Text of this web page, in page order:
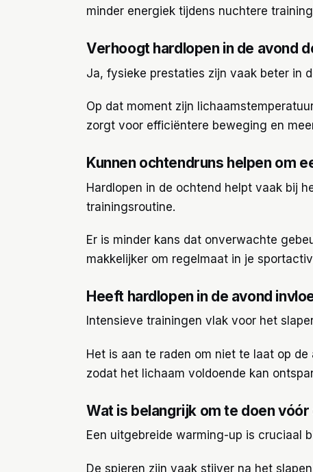
minder energiek tijdens nuchtere
Verhoogt hardlopen in de avond
Ja, fysieke prestaties zijn vaak beter in
Op dat moment zijn
zorgt voor efficiëntere beweging en
Kunnen ochtendruns helpen om
Hardlopen in de ochtend helpt vaak bij
trainingsroutine.
Er is minder kans dat onverwachte
makkelijker om regelmaat in je
Heeft hardlopen in de avond
Intensieve trainingen vlak voor het
Het is aan te raden om niet te laat op
zodat het lichaam voldoende kan
Wat is belangrijk om te doen
Een uitgebreide warming-up is cruciaal
De spieren zijn vaak stijver na het